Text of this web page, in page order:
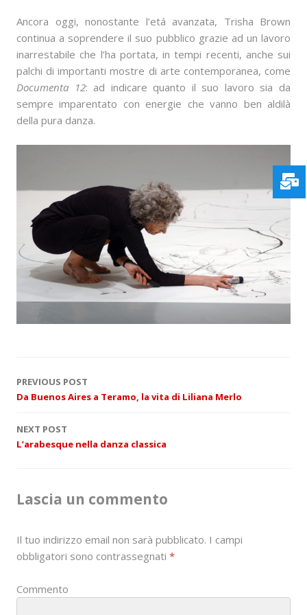
Ancora oggi, nonostante l’etá avanzata, Trisha Brown
continua a soprendere il suo pubblico grazie ad un lavoro
inarrestabile che l’ha portata, in tempi recenti, anche sui
palchi di importanti mostre di arte contemporanea, come
Documenta 12: ad indicare quanto il suo lavoro sia da
sempre imparentato con energie che vanno ben aldilà
della pura danza.
P
s
n
v
g
PREVIOUS POST
Da Buenos Aires a Teramo, la vita di Liliana Merlo
NEXT POST
L’arabesque nella danza classica
Lascia un commento
Il tuo indirizzo email non sarà pubblicato. I campi
obbligatori sono contrassegnati *
Commento